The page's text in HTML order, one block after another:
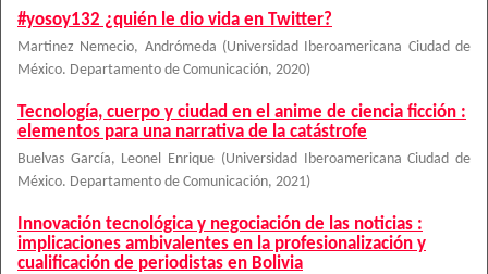
#yosoy132 ¿quién le dio vida en Twitter?
Martinez Nemecio, Andrómeda (Universidad Iberoamericana Ciudad de
México. Departamento de Comunicación, 2020)
Tecnología, cuerpo y ciudad en el anime de ciencia ficción :
elementos para una narrativa de la catástrofe
Buelvas García, Leonel Enrique (Universidad Iberoamericana Ciudad de
México. Departamento de Comunicación, 2021)
Innovación tecnológica y negociación de las noticias :
implicaciones ambivalentes en la profesionalización y
cualificación de periodistas en Bolivia